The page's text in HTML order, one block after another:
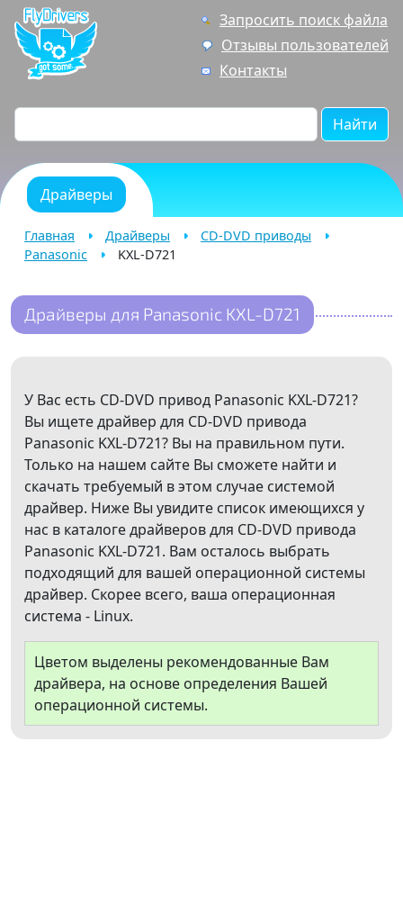
Запросить поиск файла
Отзывы пользователей
Контакты
Найти
Драйверы
Главная Драйверы
CD-DVD приводы
Panasonic
KXL-D721
Драйверы для Panasonic KXL-D721
У Вас есть CD-DVD привод Panasonic KXL-D721?
Вы ищете драйвер для CD-DVD привода
Panasonic KXL-D721? Вы на правильном пути.
Только на нашем сайте Вы сможете найти и
скачать требуемый в этом случае системой
драйвер. Ниже Вы увидите список имеющихся у
нас в каталоге драйверов для CD-DVD привода
Panasonic KXL-D721. Вам осталось выбрать
подходящий для вашей операционной системы
драйвер. Скорее всего, ваша операционная
система - Linux.
Цветом выделены рекомендованные Вам
драйвера, на основе определения Вашей
операционной системы.